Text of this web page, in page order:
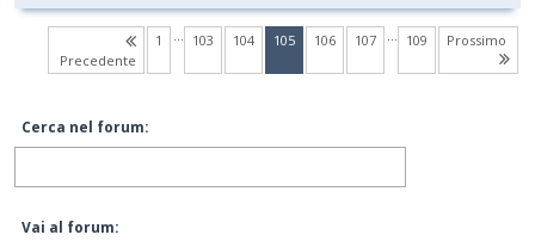
Precedente
1 … 103 104 105(current)
106 107 … 109 Prossimo
Cerca nel forum:
Vai al forum: